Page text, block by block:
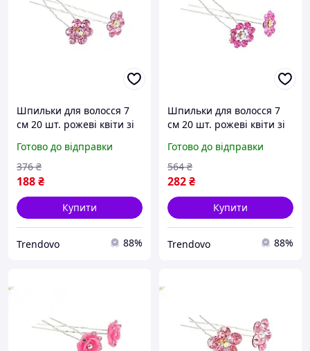
Шпильки для волосся 7
см 20 шт. рожеві квіти зі
зачіски та декору волосся
Готово до відправки
188₴
376 ₴
Купити
Trendovo 88%
Шпильки для волосся 7
см 20 шт. рожеві квіти зі
та створення зачісок
Готово до відправки
282₴
564 ₴
Купити
Trendovo 88%